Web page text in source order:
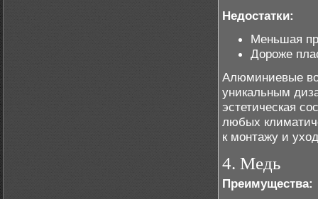
Недостатки:
Меньшая
Дороже
Алюминиевые
уникальным
эстетическая
любых
к монтажу и
4. Медь
Преимущества: